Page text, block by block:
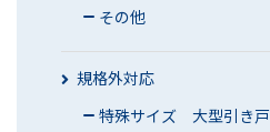
その他
規格外対応
特殊サイズ 大型引き戸